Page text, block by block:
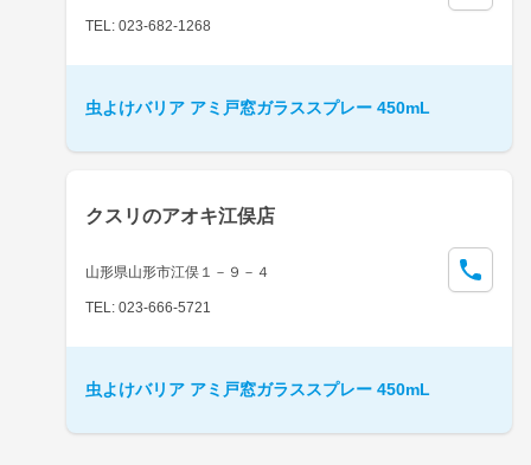
TEL: 023-682-1268
虫よけバリア アミ戸窓ガラススプレー 450mL
クスリのアオキ江俣店
山形県山形市江俣１－９－４
TEL: 023-666-5721
虫よけバリア アミ戸窓ガラススプレー 450mL